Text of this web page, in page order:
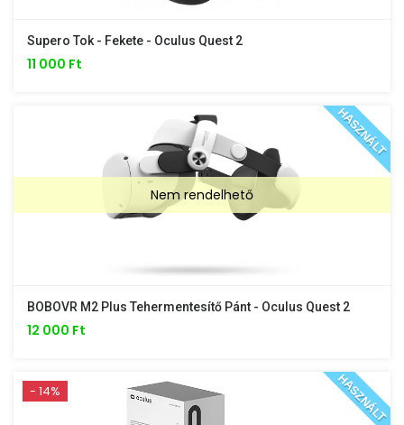
Supero Tok - Fekete - Oculus Quest 2
11 000 Ft
Nem rendelhető
HASZNÁLT
BOBOVR M2 Plus Tehermentesítő Pánt - Oculus Quest 2
12 000 Ft
- 14% HASZNÁLT